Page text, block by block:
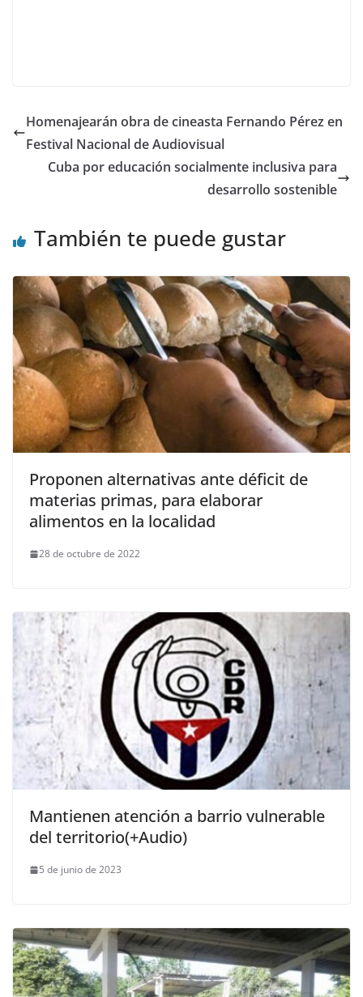
Homenajearán obra de cineasta Fernando Pérez en
Festival Nacional de Audiovisual
Cuba por educación socialmente inclusiva para
desarrollo sostenible
También te puede gustar
Proponen alternativas ante déficit de
materias primas, para elaborar
alimentos en la localidad
28 de octubre de 2022
Mantienen atención a barrio vulnerable
del territorio(+Audio)
5 de junio de 2023